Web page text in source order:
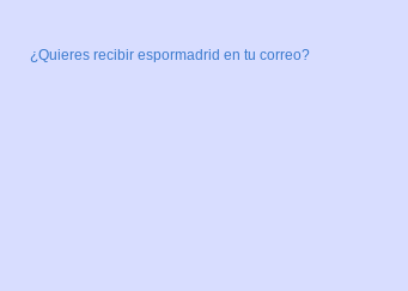
¿Quieres recibir espormadrid en tu correo?